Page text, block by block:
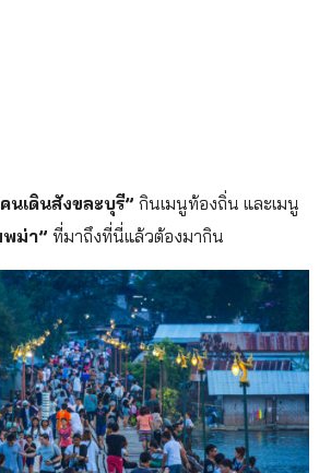
นเดินสังขละบุรี” กินเมนูท้องถิ่น และเมนู
ม่า” ที่มาถึงที่นี่แล้วต้องมากิน